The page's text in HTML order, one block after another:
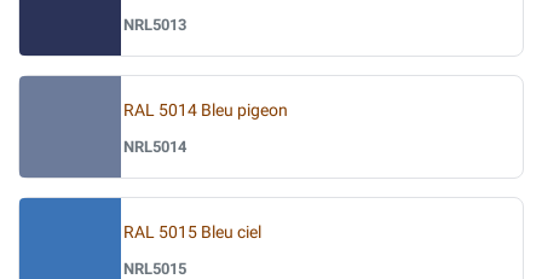
NRL5013
RAL 5014 Bleu pigeon
NRL5014
RAL 5015 Bleu ciel
NRL5015